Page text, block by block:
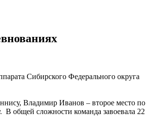
Сибирского Федерального округа
Владимир Иванов – второе место по
В общей сложности команда завоевала 22